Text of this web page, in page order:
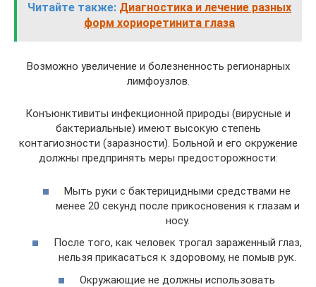
Читайте также: Диагностика и лечение разных
форм хориоретинита глаза
Возможно увеличение и болезненность регионарных
лимфоузлов.
Конъюнктивиты инфекционной природы (вирусные и
бактериальные) имеют высокую степень
контагиозности (заразности). Больной и его окружение
должны предпринять меры предосторожности:
Мыть руки с бактерицидными средствами не
менее 20 секунд после прикосновения к глазам и
носу.
После того, как человек трогал зараженный глаз,
нельзя прикасаться к здоровому, не помыв рук.
Окружающие не должны использовать